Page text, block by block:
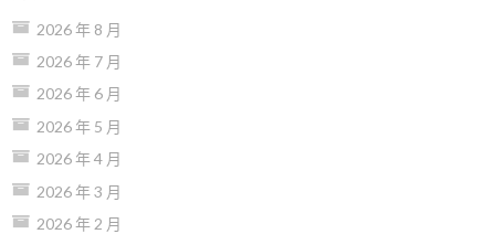
2026 年 8 月
2026 年 7 月
2026 年 6 月
2026 年 5 月
2026 年 4 月
2026 年 3 月
2026 年 2 月